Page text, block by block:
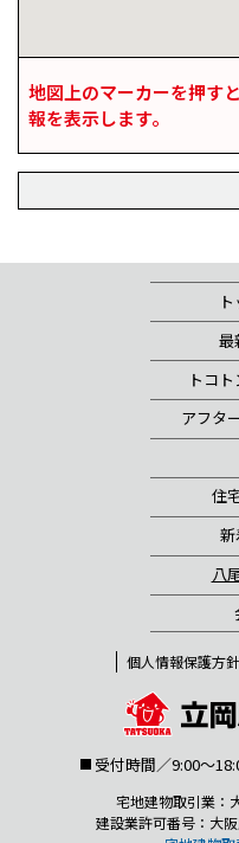
地図上のマーカーを押す
報を表示します。
最
トコ
アフタ
住
新
八
個人情報保護方針
受付時間／9:00～
宅地建物取引業：
建設業許可番号：大